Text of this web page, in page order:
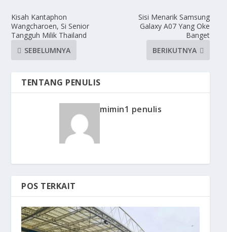
Kisah Kantaphon
Wangcharoen, Si Senior
Tangguh Milik Thailand
SEBELUMNYA
Sisi Menarik Samsung
Galaxy A07 Yang Oke
Banget
BERIKUTNYA
TENTANG PENULIS
mimin1 penulis
POS TERKAIT